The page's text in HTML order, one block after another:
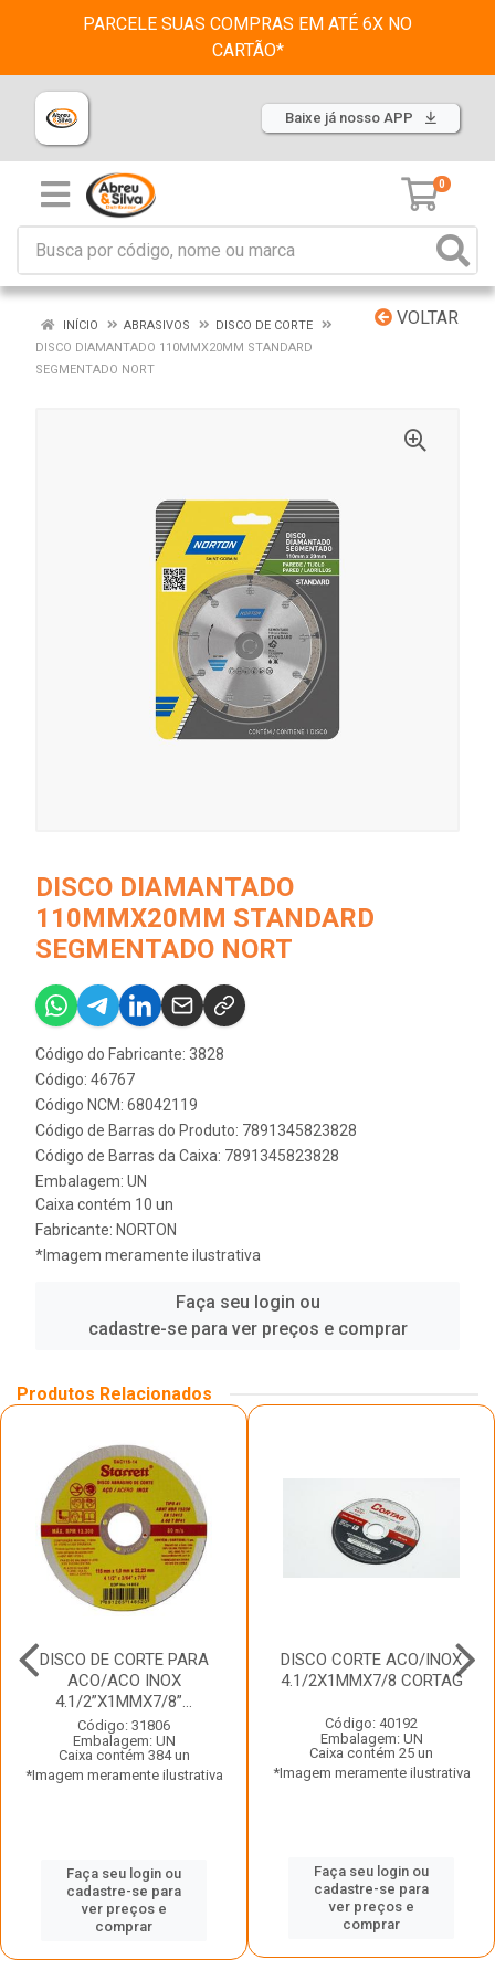
PARCELE SUAS COMPRAS EM ATÉ 6X NO
CARTÃO*
Baixe já nosso APP
0
VOLTAR
INÍCIO ABRASIVOS
DISCO DE CORTE
DISCO DIAMANTADO 110MMX20MM STANDARD
SEGMENTADO NORT
DISCO DIAMANTADO
110MMX20MM STANDARD
SEGMENTADO NORT
Código do Fabricante: 3828
Código: 46767
Código NCM: 68042119
Código de Barras do Produto: 7891345823828
Código de Barras da Caixa: 7891345823828
Embalagem: UN
Caixa contém 10 un
Fabricante: NORTON
*Imagem meramente ilustrativa
Faça seu login ou
cadastre-se para ver preços e comprar
Produtos Relacionados
DISCO DE CORTE PARA
ACO/ACO INOX
4.1/2”X1MMX7/8”...
Código: 31806
Embalagem: UN
Caixa contém 384 un
*Imagem meramente ilustrativa
Faça seu login ou
cadastre-se para
ver preços e
comprar
DISCO CORTE ACO/INOX
4.1/2X1MMX7/8 CORTAG
Código: 40192
Embalagem: UN
Caixa contém 25 un
*Imagem meramente ilustrativa
Faça seu login ou
cadastre-se para
ver preços e
comprar